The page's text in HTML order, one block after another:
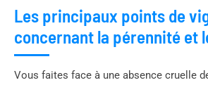
Les principaux points de
concernant la pérennité et
Vous faites face à une absence cruelle